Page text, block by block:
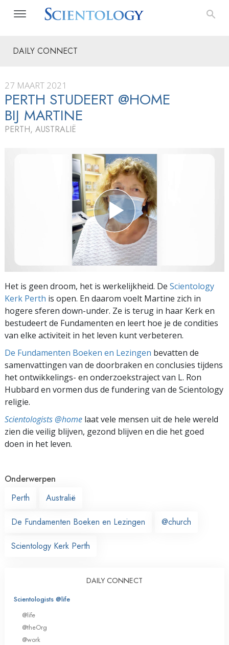
DAILY CONNECT
27 MAART 2021
PERTH STUDEERT @HOME
BIJ MARTINE
PERTH, AUSTRALIË
Het is geen droom, het is werkelijkheid. De Scientology
Kerk Perth is open. En daarom voelt Martine zich in
hogere sferen down-under. Ze is terug in haar Kerk en
bestudeert de Fundamenten en leert hoe je de condities
van elke activiteit in het leven kunt verbeteren.
De Fundamenten Boeken en Lezingen bevatten de
samenvattingen van de doorbraken en conclusies tijdens
het ontwikkelings- en onderzoekstraject van L. Ron
Hubbard en vormen dus de fundering van de Scientology
religie.
Scientologists @home laat vele mensen uit de hele wereld
zien die veilig blijven, gezond blijven en die het goed
doen in het leven.
Onderwerpen
Perth
Australië
De Fundamenten Boeken en Lezingen @church
Scientology Kerk Perth
DAILY CONNECT
Scientologists @life
@life
@theOrg
@work